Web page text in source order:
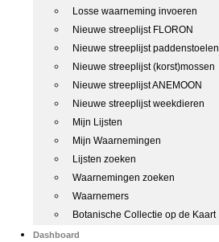
Losse waarneming invoeren
Nieuwe streeplijst FLORON
Nieuwe streeplijst paddenstoelen
Nieuwe streeplijst (korst)mossen
Nieuwe streeplijst ANEMOON
Nieuwe streeplijst weekdieren
Mijn Lijsten
Mijn Waarnemingen
Lijsten zoeken
Waarnemingen zoeken
Waarnemers
Botanische Collectie op de Kaart
Dashboard